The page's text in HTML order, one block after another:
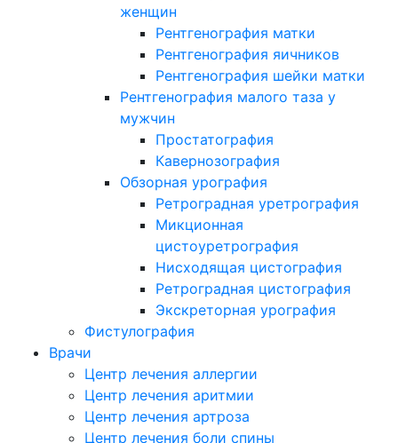
женщин
Рентгенография матки
Рентгенография яичников
Рентгенография шейки матки
Рентгенография малого таза у
мужчин
Простатография
Кавернозография
Обзорная урография
Ретроградная уретрография
Микционная
цистоуретрография
Нисходящая цистография
Ретроградная цистография
Экскреторная урография
Фистулография
Врачи
Центр лечения аллергии
Центр лечения аритмии
Центр лечения артроза
Центр лечения боли спины